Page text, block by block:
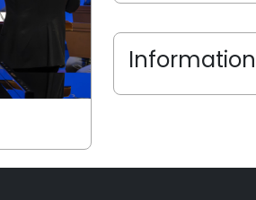
Information